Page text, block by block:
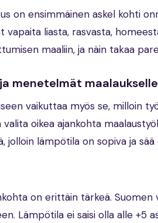
on ensimmäinen askel kohti
liasta, rasvasta,
maaliin, ja näin takaa
menetelmät maalaukselle
vaikuttaa myös se, milloin
oikea ajankohta
jolloin lämpötila on sopiva ja
on erittäin tärkeä.
Lämpötila ei saisi olla alle +5